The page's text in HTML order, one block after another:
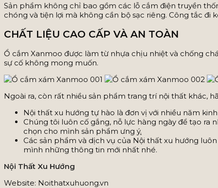
Sản phẩm không chỉ bao gồm các lỗ cắm điện truyền
chóng và tiện lợi mà không cần bộ sạc riêng. Công tắc
CHẤT LIỆU CAO CẤP VÀ AN TOÀN
Ổ cắm Xanmoo được làm từ nhựa chịu nhiệt và chống
sự cố không mong muốn.
Ngoài ra, còn rất nhiều sản phẩm trang trí nội thất khác,
Nội thất xu hướng tự hào là đơn vị với nhiều năm
Chúng tôi luôn cố gắng, nỗ lực hàng ngày để tạo ra
chọn cho mình sản phẩm ưng ý.
Các sản phẩm và dịch vụ của Nội thất xu hướng
mình những thông tin mới nhất nhé.
Nội Thất Xu Hướng
Website: Noithatxuhuong.vn